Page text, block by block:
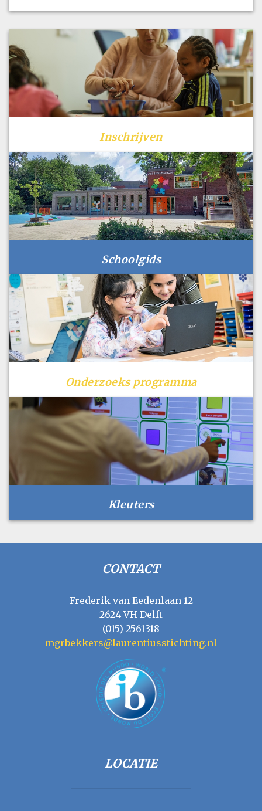
Inschrijven
Schoolgids
Onderzoeks programma
Kleuters
CONTACT
Frederik van Eedenlaan 12
2624 VH Delft
(015) 2561318
mgrbekkers@laurentiusstichting.nl
LOCATIE